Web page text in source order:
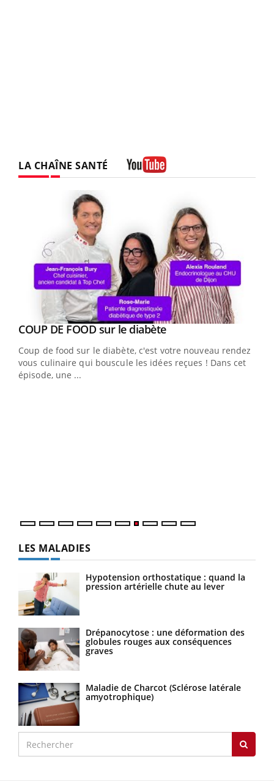
LA CHAÎNE SANTÉ
Youtube
COUP DE FOOD sur le diabèteYoutube
Coup de food sur le diabète, c'est votre nouveau rendez-
vous culinaire qui bouscule les idées reçues ! Dans cet
épisode, une ...
LES MALADIES
Hypotension orthostatique : quand la
pression artérielle chute au lever
Drépanocytose : une déformation des
globules rouges aux conséquences
graves
Maladie de Charcot (Sclérose latérale
amyotrophique)